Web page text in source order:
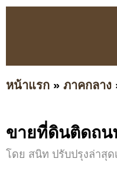
หน้าแรก » ภาคกลาง
ขายที่ดินติดถน
โดย สนิท ปรับปรุงล่าสุด